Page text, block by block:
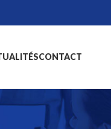
CONTACT